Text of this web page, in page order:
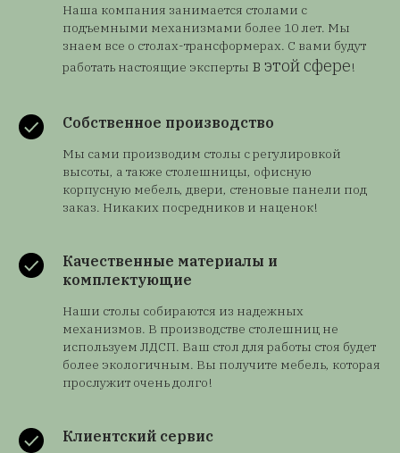
Наша компания занимается столами с
подъемными механизмами более 10 лет. Мы
знаем все о столах-трансформерах. С вами будут
работать настоящие эксперты в этой сфере!
Собственное производство
Мы сами производим столы с регулировкой
высоты, а также столешницы, офисную
корпусную мебель, двери, стеновые панели под
заказ. Никаких посредников и наценок!
Качественные материалы и
комплектующие
Наши столы собираются из надежных
механизмов. В производстве столешниц не
используем ЛДСП. Ваш стол для работы стоя будет
более экологичным. Вы получите мебель, которая
прослужит очень долго!
Клиентский сервис